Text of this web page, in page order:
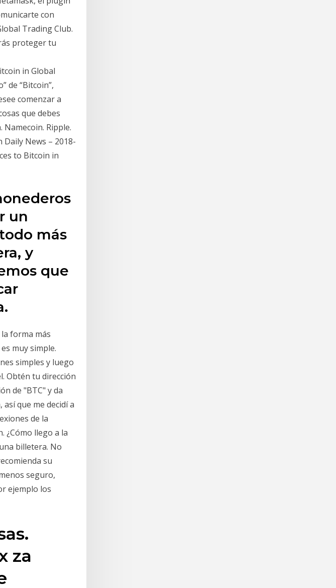
con
Trading Club.
proteger tu
in Global
de “Bitcoin”,
comenzar a
que debes
Ripple.
News – 2018-
to Bitcoin in
un
más
y
que
forma más
muy simple.
simples y luego
Obtén tu dirección
de "BTC" y da
que me decidí a
de la
¿Cómo llego a la
billetera. No
su
seguro,
ejemplo los
za